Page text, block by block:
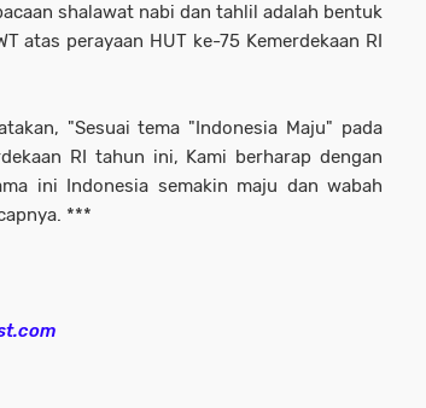
shalawat nabi dan tahlil adalah bentuk
atas perayaan HUT ke-75 Kemerdekaan RI
"Sesuai tema "Indonesia Maju" pada
RI tahun ini, Kami berharap dengan
ini Indonesia semakin maju dan wabah
***